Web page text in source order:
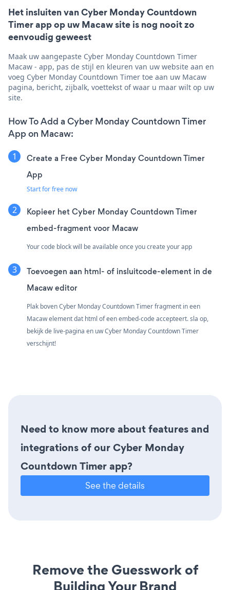
Het insluiten van Cyber Monday Countdown
Timer app op uw Macaw site is nog nooit zo
eenvoudig geweest
Maak uw aangepaste Cyber Monday Countdown Timer
Macaw - app, pas de stijl en kleuren van uw website aan en
voeg Cyber Monday Countdown Timer toe aan uw Macaw
pagina, bericht, zijbalk, voettekst of waar u maar wilt op uw
site.
How To Add a Cyber Monday Countdown Timer
App on Macaw:
Create a Free Cyber Monday Countdown Timer
App
Start for free now
Kopieer het Cyber Monday Countdown Timer
embed-fragment voor Macaw
Your code block will be available once you create your app
Toevoegen aan html- of insluitcode-element in de
Macaw editor
Plak boven Cyber Monday Countdown Timer fragment in een
Macaw element dat html of een embed-code accepteert. sla op,
bekijk de live-pagina en uw Cyber Monday Countdown Timer
verschijnt!
Need to know more about features and
integrations of our Cyber Monday
Countdown Timer app?
See the details
Remove the Guesswork of
Building Your Brand